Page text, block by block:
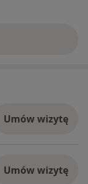
Umów wizytę
Umów wizytę